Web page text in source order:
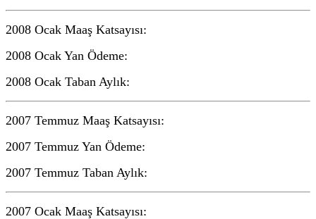
2008 Ocak Maaş Katsayısı:
2008 Ocak Yan Ödeme:
2008 Ocak Taban Aylık:
2007 Temmuz Maaş Katsayısı:
2007 Temmuz Yan Ödeme:
2007 Temmuz Taban Aylık:
2007 Ocak Maaş Katsayısı: